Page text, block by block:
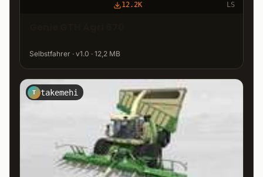
12.2K LS
Selbstfahrer · v1.0 · 12,2 MB
T takemehi